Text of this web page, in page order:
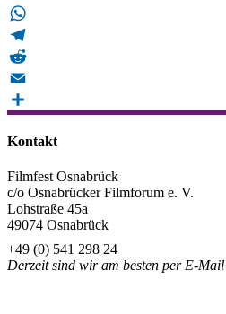
Bluesky
WhatsApp
Telegram
Reddit
Email
Kontakt
Filmfest Osnabrück
c/o Osnabrücker Filmforum e. V.
Lohstraße 45a
49074 Osnabrück
+49 (0) 541 298 24
Derzeit sind wir am besten per E-